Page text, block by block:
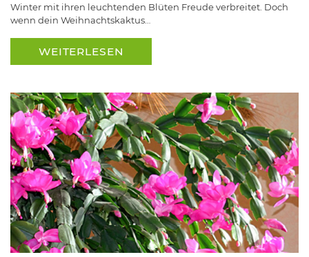
Winter mit ihren leuchtenden Blüten Freude verbreitet. Doch
wenn dein Weihnachtskaktus…
WEITERLESEN